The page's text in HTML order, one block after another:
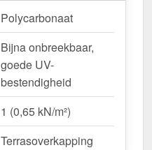
Polycarbonaat
Bijna onbreekbaar,
goede UV-
bestendigheid
1 (0,65 kN/m²)
Terrasoverkapping